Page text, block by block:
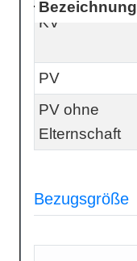
Bezeichnung
KV
PV
PV ohne
Elternschaft
Bezugsgröße